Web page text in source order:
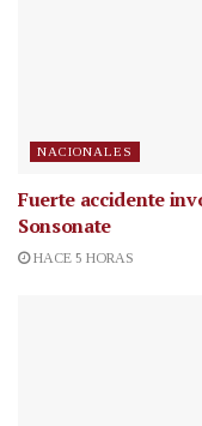
NACIONALES
Fuerte accidente
Sonsonate
HACE 5 HORAS